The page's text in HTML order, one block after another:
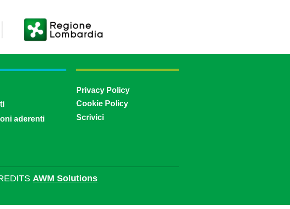
aderenti
Privacy Policy
Cookie Policy
Scrivici
AWM Solutions